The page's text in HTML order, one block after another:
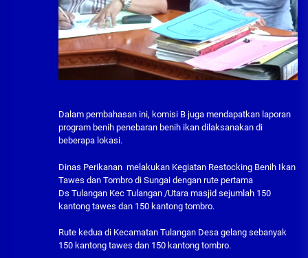
Dalam pembahasan ini, komisi B juga mendapatkan laporan
program benih penebaran benih ikan dilaksanakan di
beberapa lokasi.
Dinas Perikanan melakukan Kegiatan Restocking Benih Ikan
Tawes dan Tombro di Sungai dengan rute pertama
Ds Tulangan Kec Tulangan /Utara masjid sejumlah 150
kantong tawes dan 150 kantong tombro.
Rute kedua di Kecamatan Tulangan Desa gelang sebanyak
150 kantong tawes dan 150 kantong tombro.